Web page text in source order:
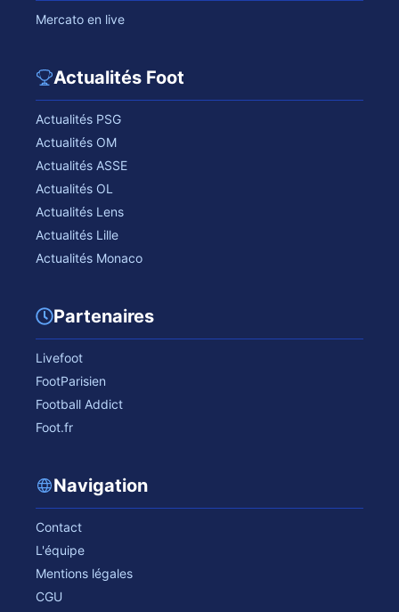
Mercato en live
Actualités Foot
Actualités PSG
Actualités OM
Actualités ASSE
Actualités OL
Actualités Lens
Actualités Lille
Actualités Monaco
Partenaires
Livefoot
FootParisien
Football Addict
Foot.fr
Navigation
Contact
L'équipe
Mentions légales
CGU